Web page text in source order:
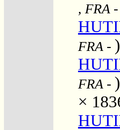
, FRA -
FRA - )
FRA - )
×